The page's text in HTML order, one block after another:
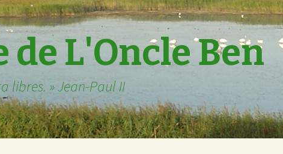
de L'Oncle Ben
libres. » Jean-Paul II